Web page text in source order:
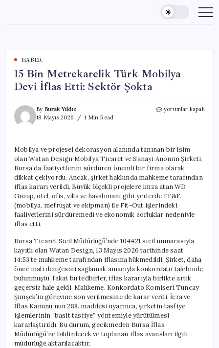
content
HABER
15 Bin Metrekarelik Türk Mobilya
Devi İflas Etti: Sektör Şokta
By Burak Yıldız
18 Mayıs 2026
1 Min Read
15
Devi
İflas
Etti:
Sektör
Şokta
yorumlar kapalı
Mobilya ve projesel dekorasyon alanında tanınan bir isim
olan Watan Design Mobilya Ticaret ve Sanayi Anonim Şirketi,
Bursa’da faaliyetlerini sürdüren önemli bir firma olarak
dikkat çekiyordu. Ancak, şirket hakkında mahkeme tarafından
iflas kararı verildi. Büyük ölçekli projelere imza atan WD
Group, otel, ofis, villa ve havalimanı gibi yerlerde FF&E
(mobilya, mefruşat ve ekipman) ile Fit-Out işlerindeki
faaliyetlerini sürdüremedi ve ekonomik zorluklar nedeniyle
iflas etti.
Bursa Ticaret Sicil Müdürlüğü’nde 104421 sicil numarasıyla
kayıtlı olan Watan Design, 13 Mayıs 2026 tarihinde saat
14:53’te mahkeme tarafından iflasına hükmedildi. Şirket, daha
önce mali dengesini sağlamak amacıyla konkordato talebinde
bulunmuştu, fakat bu tedbirler, iflas kararıyla birlikte artık
geçersiz hale geldi. Mahkeme, Konkordato Komiseri Tuncay
Şimşek’in görevine son verilmesine de karar verdi. İcra ve
İflas Kanunu’nun 288. maddesi uyarınca, şirketin tasfiye
işlemlerinin “basit tasfiye” yöntemiyle yürütülmesi
kararlaştırıldı. Bu durum, gecikmeden Bursa İflas
Müdürlüğü’ne bildirilecek ve toplanan iflas avansları ilgili
müdürlüğe aktarılacaktır.